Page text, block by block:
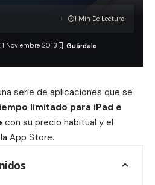
Noviembre 2013
1 Min De Lectura
serie de aplicaciones que se
limitado para iPad e
con su precio habitual y el
App Store.